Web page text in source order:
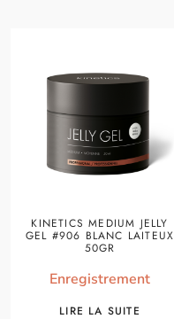
KINETICS MEDIUM JELLY
GEL #906 BLANC LAITEUX
50GR
Enregistrement
LIRE LA SUITE